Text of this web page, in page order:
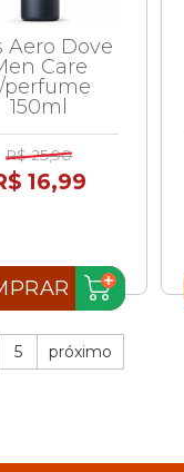
Aero Dove
Care
perfume
150ml
R$ 25,90
16,99
5 próximo